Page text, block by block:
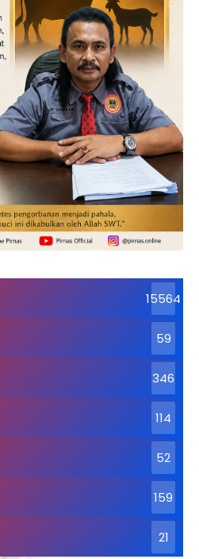
15564
59
346
114
52
159
21